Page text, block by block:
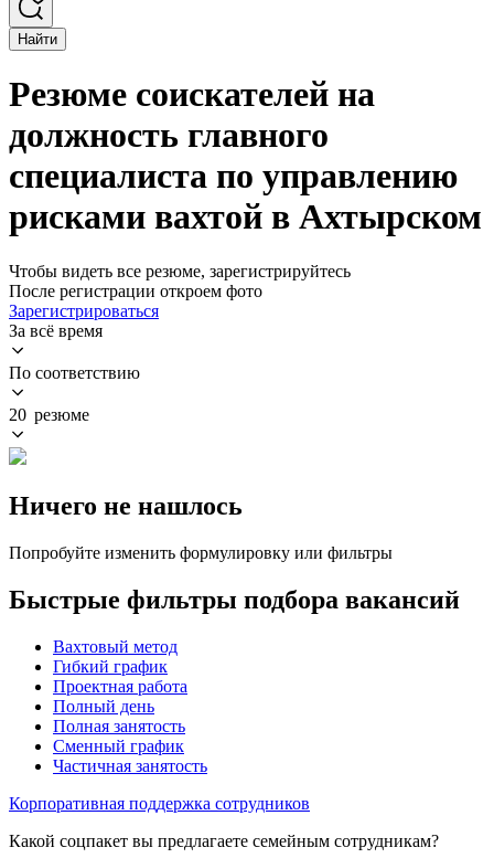
Найти
Резюме соискателей на
должность главного
специалиста по управлению
рисками вахтой в Ахтырском
Чтобы видеть все резюме, зарегистрируйтесь
После регистрации откроем фото
Зарегистрироваться
За всё время
По соответствию
20 резюме
Ничего не нашлось
Попробуйте изменить формулировку или фильтры
Быстрые фильтры подбора вакансий
Вахтовый метод
Гибкий график
Проектная работа
Полный день
Полная занятость
Сменный график
Частичная занятость
Корпоративная поддержка сотрудников
Какой соцпакет вы предлагаете семейным сотрудникам?